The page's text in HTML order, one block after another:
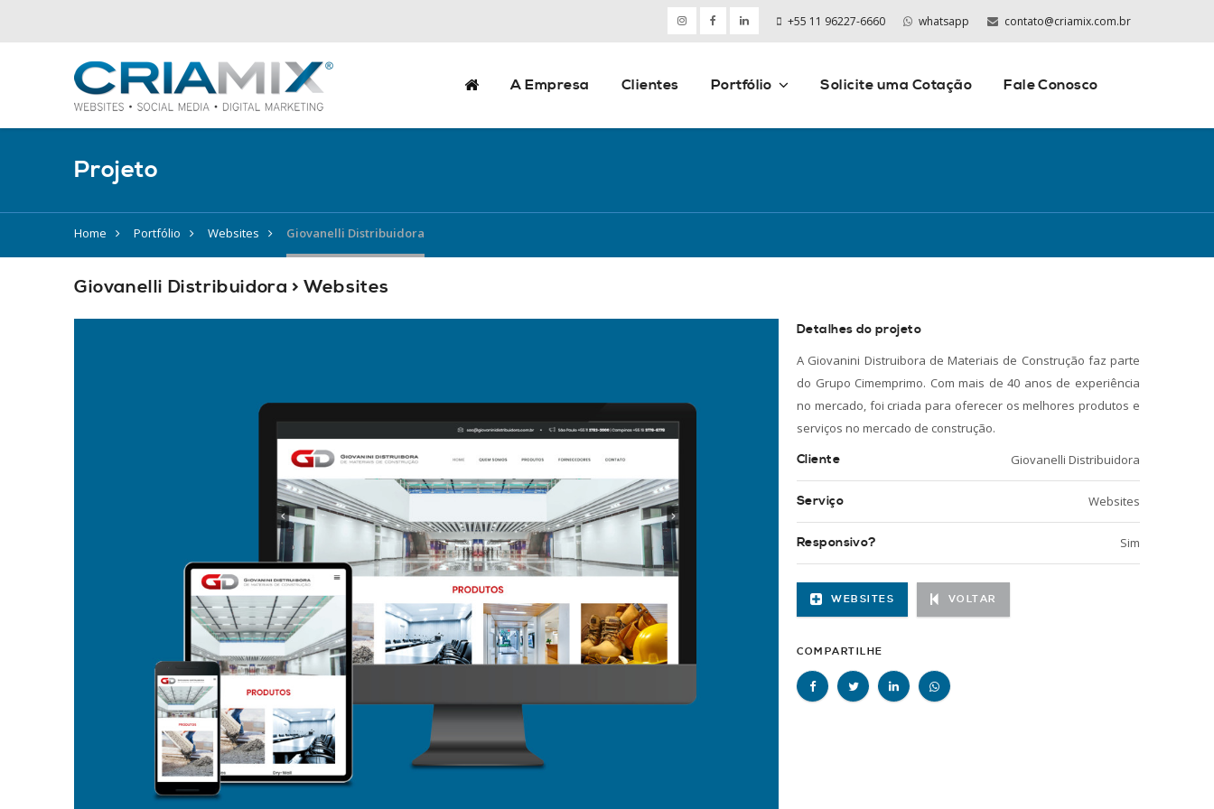
+55 11 96227-6660 whatsapp contato@criamix.com.br
A Empresa Clientes Portfólio Solicite uma Cotação Fale Conosco
Projeto
Home Portfólio Websites Giovanelli Distribuidora
Giovanelli Distribuidora > Websites
Detalhes do projeto
A Giovanini Distruibora de Materiais de Construção faz parte
do Grupo Cimemprimo. Com mais de 40 anos de experiência
no mercado, foi criada para oferecer os melhores produtos e
serviços no mercado de construção.
Cliente
Giovanelli Distribuidora
Serviço Websites
Responsivo? Sim
WEBSITES VOLTAR
COMPARTILHE